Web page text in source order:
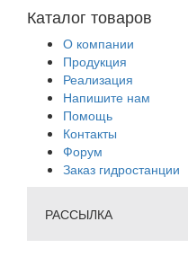
Каталог товаров
О компании
Продукция
Реализация
Напишите нам
Помощь
Контакты
Форум
Заказ гидростанции
РАССЫЛКА